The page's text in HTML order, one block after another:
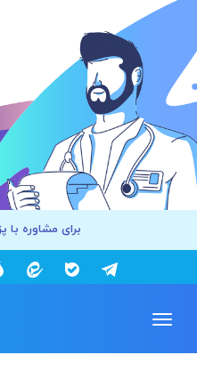
برای مشاوره
Toggle